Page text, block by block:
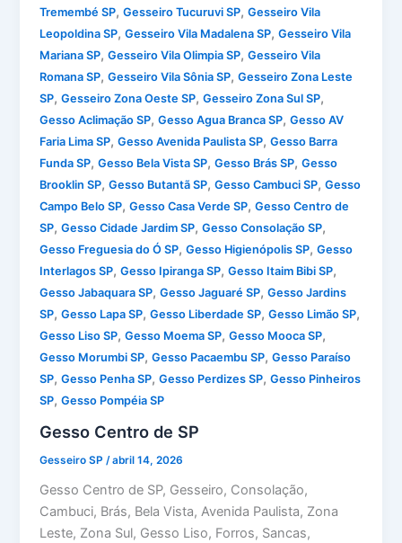
Tremembé SP,Gesseiro Tucuruvi SP,Gesseiro Vila
Leopoldina SP,Gesseiro Vila Madalena SP,Gesseiro Vila
Mariana SP,Gesseiro Vila Olimpia SP,Gesseiro Vila
Romana SP,Gesseiro Vila Sônia SP,Gesseiro Zona Leste
SP,Gesseiro Zona Oeste SP,Gesseiro Zona Sul SP,
Gesso Aclimação SP,Gesso Agua Branca SP,Gesso AV
Faria Lima SP,Gesso Avenida Paulista SP,Gesso Barra
Funda SP,Gesso Bela Vista SP,Gesso Brás SP,Gesso
Brooklin SP,Gesso Butantã SP,Gesso Cambuci SP,Gesso
Campo Belo SP,Gesso Casa Verde SP,Gesso Centro de
SP,Gesso Cidade Jardim SP,Gesso Consolação SP,
Gesso Freguesia do Ó SP,Gesso Higienópolis SP,Gesso
Interlagos SP,Gesso Ipiranga SP,Gesso Itaim Bibi SP,
Gesso Jabaquara SP,Gesso Jaguaré SP,Gesso Jardins
SP,Gesso Lapa SP,Gesso Liberdade SP,Gesso Limão SP,
Gesso Liso SP,Gesso Moema SP,Gesso Mooca SP,
Gesso Morumbi SP,Gesso Pacaembu SP,Gesso Paraíso
SP,Gesso Penha SP,Gesso Perdizes SP,Gesso Pinheiros
SP,Gesso Pompéia SP
Gesso Centro de SP
Gesseiro SP/abril 14, 2026
Gesso Centro de SP, Gesseiro, Consolação,
Cambuci, Brás, Bela Vista, Avenida Paulista, Zona
Leste, Zona Sul, Gesso Liso, Forros, Sancas,